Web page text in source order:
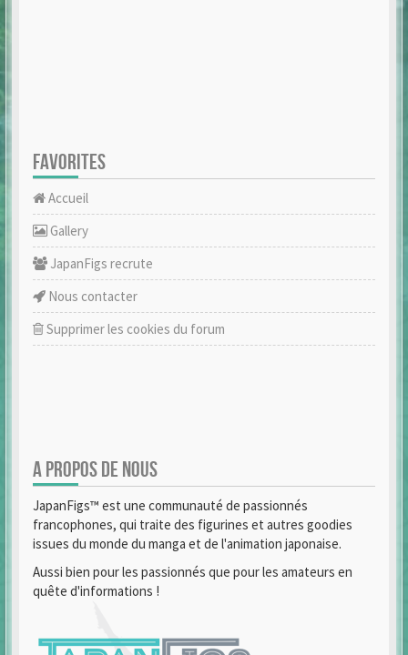
FAVORITES
Accueil
Gallery
JapanFigs recrute
Nous contacter
Supprimer les cookies du forum
A PROPOS DE NOUS
JapanFigs™ est une communauté de passionnés
francophones, qui traite des figurines et autres goodies
issues du monde du manga et de l'animation japonaise.
Aussi bien pour les passionnés que pour les amateurs en
quête d'informations !